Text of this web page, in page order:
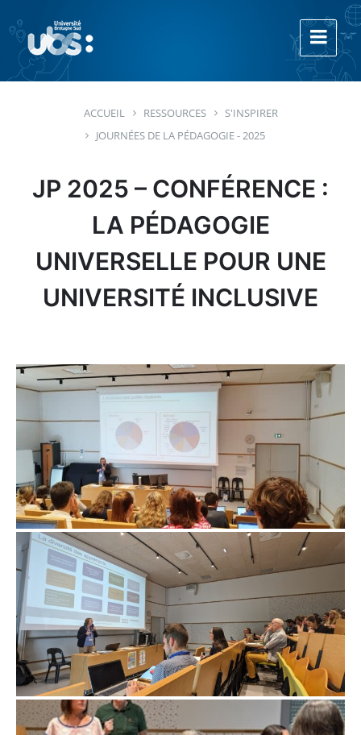
contenu
navigation
principale
footer
ACCUEIL RESSOURCES
S'INSPIRER
JOURNÉES DE LA PÉDAGOGIE - 2025
JP 2025 – CONFÉRENCE :
LA PÉDAGOGIE
UNIVERSELLE POUR UNE
UNIVERSITÉ INCLUSIVE